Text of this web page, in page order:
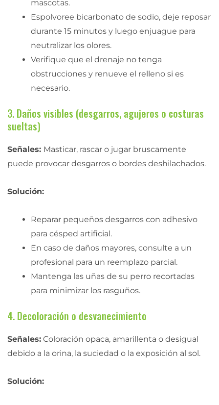
mascotas.
Espolvoree bicarbonato de sodio, deje reposar
durante 15 minutos y luego enjuague para
neutralizar los olores.
Verifique que el drenaje no tenga
obstrucciones y renueve el relleno si es
necesario.
3. Daños visibles (desgarros, agujeros o costuras
sueltas)
Señales: Masticar, rascar o jugar bruscamente
puede provocar desgarros o bordes deshilachados.
Solución:
Reparar pequeños desgarros con adhesivo
para césped artificial.
En caso de daños mayores, consulte a un
profesional para un reemplazo parcial.
Mantenga las uñas de su perro recortadas
para minimizar los rasguños.
4. Decoloración o desvanecimiento
Señales: Coloración opaca, amarillenta o desigual
debido a la orina, la suciedad o la exposición al sol.
Solución: